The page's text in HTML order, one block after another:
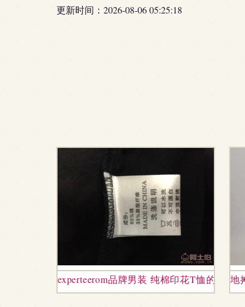
更新时间：2026-08-06 05:25:18
experteerom品牌男装 纯棉印花T恤的简约
地